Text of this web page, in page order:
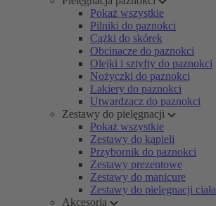
Pokaż wszystkie
Pilniki do paznokci
Cążki do skórek
Obcinacze do paznokci
Olejki i sztyfty do paznokci
Nożyczki do paznokci
Lakiery do paznokci
Utwardzacz do paznokci
Zestawy do pielęgnacji
Pokaż wszystkie
Zestawy do kąpieli
Przybornik do paznokci
Zestawy prezentowe
Zestawy do manicure
Zestawy do pielęgnacji ciała
Akcesoria